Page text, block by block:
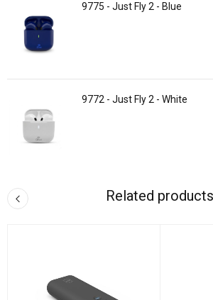
9775 - Just Fly 2 - Blue
9772 - Just Fly 2 - White
Related products